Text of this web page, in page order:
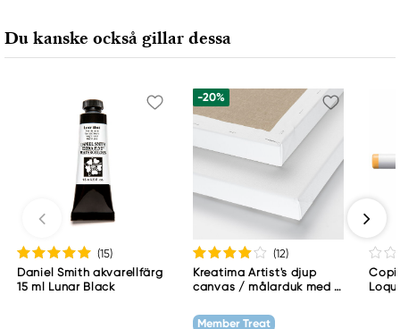
Du kanske också gillar dessa
(15)
Daniel Smith akvarellfärg
15 ml Lunar Black
-20%
(12)
Kreatima Artist's djup
canvas / målarduk med 4
g/m²
Member Treat